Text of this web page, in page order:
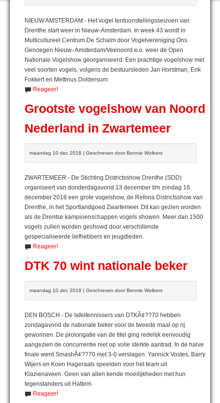
NIEUW AMSTERDAM - Het vogel tentoonstellingsseizoen van
Drenthe start weer in Nieuw-Amsterdam. In week 43 wordt in
Multicultureel Centrum De Schalm door Vogelvereniging Ons
Genoegen Nieuw- Amsterdam/Veenoord e.o. weer de Open
Nationale Vogelshow georganiseerd. Een prachtige vogelshow met
veel soorten vogels, volgens de bestuursleden Jan Horstman, Erik
Fokkert en Mettinus Doldersum:
Reageer!
Grootste vogelshow van Noord
Nederland in Zwartemeer
maandag 10 dec 2018 | Geschreven door Bennie Wolbers
ZWARTEMEER - De Stichting Districtsshow Drenthe (SDD)
organiseert van donderdagavond 13 december t/m zondag 16
december 2018 een grote vogelshow, de Refona Districtsshow van
Drenthe, in het Sportlandgoed Zwartemeer. Dit kan gezien worden
als de Drentse kampioenschappen vogels showen. Meer dan 1500
vogels zullen worden geshowd door verschillende
gespecialiseerde liefhebbers en jeugdleden.
Reageer!
DTK 70 wint nationale beker
maandag 10 dec 2018 | Geschreven door Bennie Wolbers
DEN BOSCH - De tafeltennissers van DTKÃ¢??70 hebben
zondagavond de nationale beker voor de tweede maal op rij
gewonnen. De prolongatie van de titel ging redelijk eenvoudig
aangezien de concurrentie niet op volle sterkte aantrad. In de halve
finale werd SmashÃ¢??70 met 3-0 verslagen. Yannick Vostes, Barry
Wijers en Koen Hageraats speelden voor het team uit
Klazienaveen. Geen van allen kende moeilijkheden met hun
tegenstanders uit Hattem.
Reageer!